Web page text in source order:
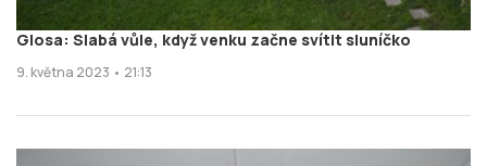
Glosa: Slabá vůle, když venku začne svítit sluníčko
9. května 2023 • 21:13